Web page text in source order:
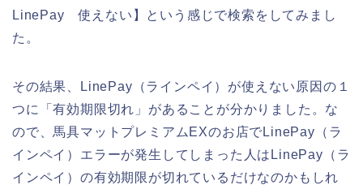
LinePay 使えない】という感じで検索をしてみまし
た。
その結果、LinePay（ラインペイ）が使えない原因の１
つに「有効期限切れ」があることが分かりました。な
ので、馬具マットプレミアムEXのお店でLinePay（ラ
インペイ）エラーが発生してしまった人はLinePay（ラ
インペイ）の有効期限が切れているだけなのかもしれ